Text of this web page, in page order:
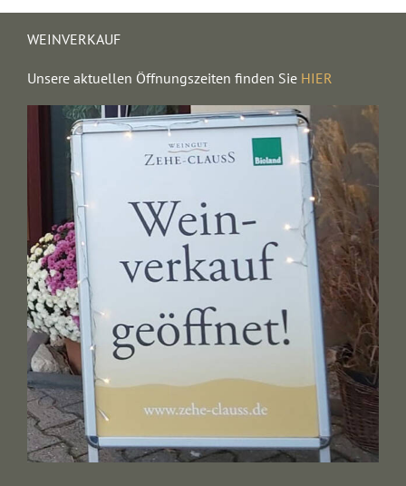
WEINVERKAUF
Unsere aktuellen Öffnungszeiten finden Sie HIER